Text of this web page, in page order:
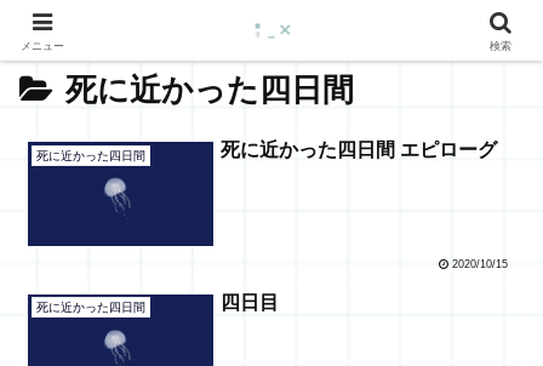
死に近かった四日間
死に近かった四日間 死に近かった四日間 エピローグ
2020/10/15
死に近かった四日間 四日目
メニュー 検索